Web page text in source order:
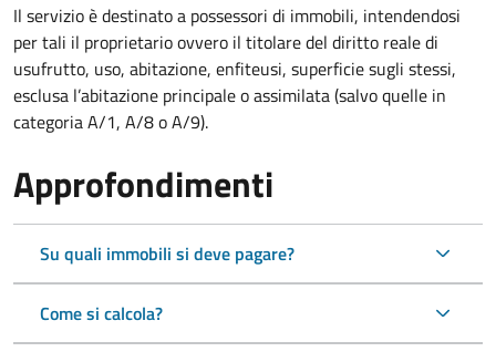
Il servizio è destinato a possessori di immobili, intendendosi
per tali il proprietario ovvero il titolare del diritto reale di
usufrutto, uso, abitazione, enfiteusi, superficie sugli stessi,
esclusa l’abitazione principale o assimilata (salvo quelle in
categoria A/1, A/8 o A/9).
Approfondimenti
Su quali immobili si deve pagare?
Come si calcola?